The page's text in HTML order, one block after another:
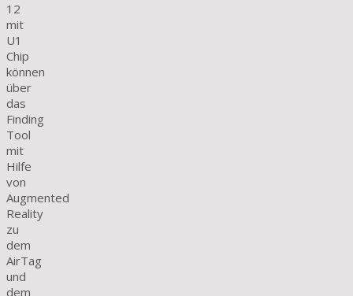
12
mit
U1
Chip
können
über
das
Finding
Tool
mit
Hilfe
von
Augmented
Reality
zu
dem
AirTag
und
dem